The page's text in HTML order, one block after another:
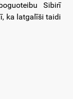
Sibirī
ka latgalīši taidi